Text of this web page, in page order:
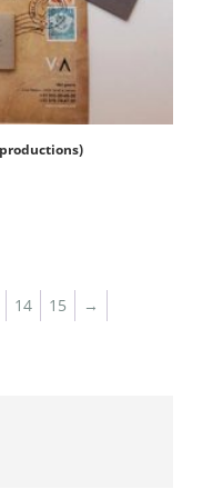
14 15 →